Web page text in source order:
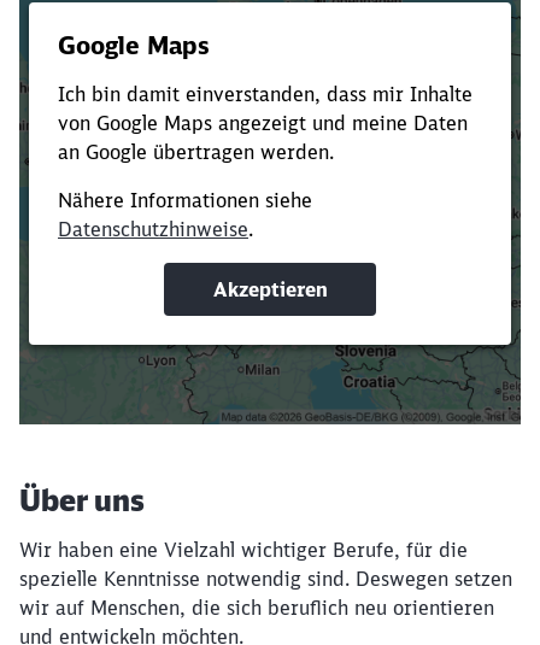
Verkürze die Ladezeit, indem du Suchbegriffe
oder Filter hinzufügst.
Suchbegriffe eingeben
Filter setzen
Über uns
Wir haben eine Vielzahl wichtiger Berufe, für die
spezielle Kenntnisse notwendig sind. Deswegen setzen
wir auf Menschen, die sich beruflich neu orientieren
und entwickeln möchten.